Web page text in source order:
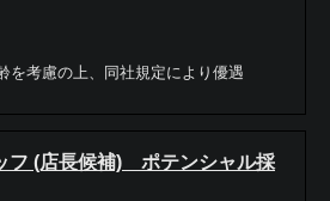
を考慮の上、同社規定により優遇
フ (店長候補) ポテンシャル採